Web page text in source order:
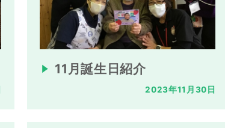
11月誕生日紹介
2023年11月30日